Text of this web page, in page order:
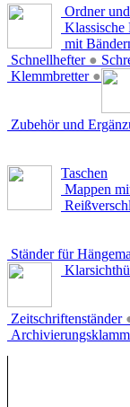
Ordner
Klassische
mit
Schnellhefter ●
Klemmbretter ●
Zubehör und
Taschen
Mappen
Ständer für
Zeitschriftenständer